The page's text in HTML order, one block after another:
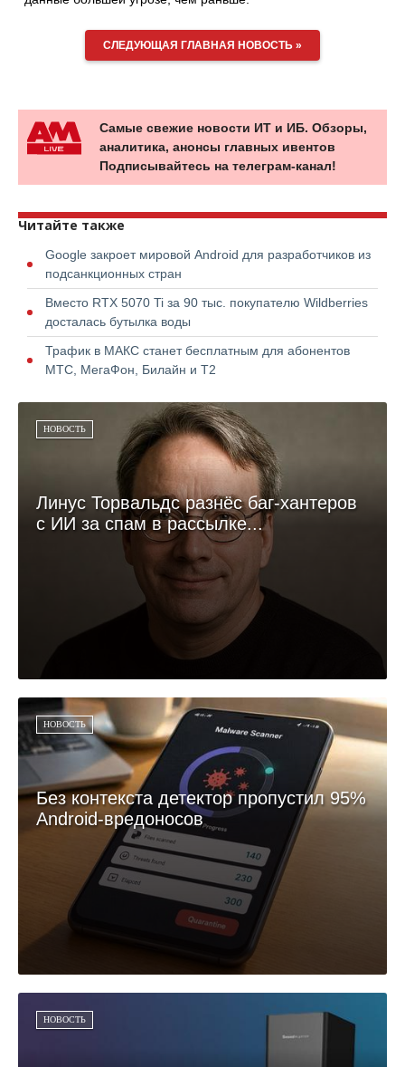
СЛЕДУЮЩАЯ ГЛАВНАЯ НОВОСТЬ »
Самые свежие новости ИТ и ИБ. Обзоры,
аналитика, анонсы главных ивентов
Подписывайтесь на телеграм-канал!
Читайте также
Google закроет мировой Android для разработчиков из
подсанкционных стран
Вместо RTX 5070 Ti за 90 тыс. покупателю Wildberries
досталась бутылка воды
Трафик в МАКС станет бесплатным для абонентов
МТС, МегаФон, Билайн и Т2
НОВОСТЬ
Линус Торвальдс разнёс баг-хантеров
с ИИ за спам в рассылке...
НОВОСТЬ
Без контекста детектор пропустил 95%
Android-вредоносов
НОВОСТЬ